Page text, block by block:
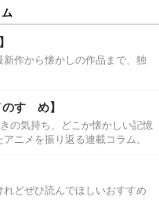
作から懐かしの作品まで、独
すゝめ】
の気持ち、どこか懐かしい記憶
ニメを振り返る連載コラム。
どぜひ読んでほしいおすすめ